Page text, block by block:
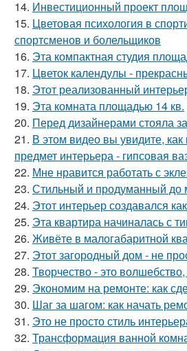
14. Инвестиционный проект
15. Цветовая психология в
спортсменов и болельщиков
16. Эта компактная студия
17. Цветок календулы -
18. Этот реализованный
19. Эта комната площадью 14 кв.
20. Перед дизайнерами стояла
21. В этом видео вы увидите,
предмет интерьера - гипсовая
22. Мне нравится работать с
23. Стильный и продуманный до
24. Этот интерьер создавался
25. Эта квартира начиналась с
26. Живёте в малогабаритной
27. Этот загородный дом - не
28. Творчество - это
29. Экономим на ремонте: как
30. Шаг за шагом: как начать
31. Это не просто стиль
32. Трансформация ванной